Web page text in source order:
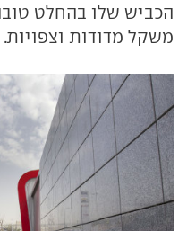
הכביש שלו בהחלט
משקל מדודות וצפויות.